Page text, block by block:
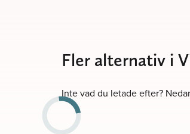
Fler alternativ i
Inte vad du letade efter?